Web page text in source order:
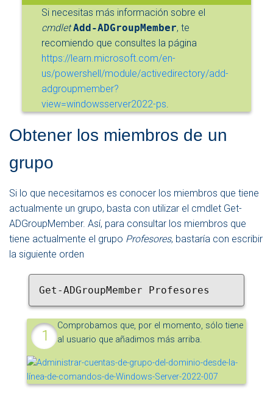
Si necesitas más información sobre el
cmdlet Add-ADGroupMember, te
recomiendo que consultes la página
https://learn.microsoft.com/en-
us/powershell/module/activedirectory/add-
adgroupmember?
view=windowsserver2022-ps.
Obtener los miembros de un
grupo
Si lo que necesitamos es conocer los miembros que tiene
actualmente un grupo, basta con utilizar el cmdlet Get-
ADGroupMember. Así, para consultar los miembros que
tiene actualmente el grupo Profesores, bastaría con escribir
la siguiente orden
Get-ADGroupMember Profesores
Comprobamos que, por el momento, sólo tiene
al usuario que añadimos más arriba.